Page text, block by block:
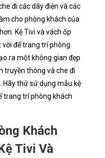
đi các dây điện và các
cho phòng khách của
Kệ Tivi và vách ốp
để trang trí phòng
ra một không gian đẹp
truyền thông và che đi
Hãy thử sử dụng mẫu kệ
trang trí phòng khách
Khách
Tivi Và